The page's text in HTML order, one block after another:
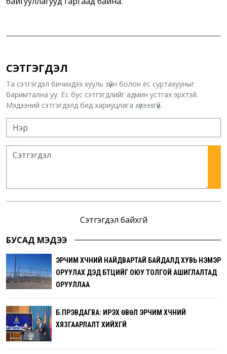
СЭТГЭГДЭЛ
Та сэтгэгдэл бичихдээ хууль зүйн болон ёс суртахууныг
баримтална уу. Ёс бус сэтгэгдлийг админ устгах эрхтэй.
Мэдээний сэтгэгдэлд бид хариуцлага хүлээхгүй.
Сэтгэгдэл байхгүй
БУСАД МЭДЭЭ
ЭРЧИМ ХҮЧНИЙ НАЙДВАРТАЙ БАЙДАЛД ХУВЬ НЭМЭР
ОРУУЛАХ ДЭД БҮТЦИЙГ ОЮУ ТОЛГОЙ АШИГЛАЛТАД
ОРУУЛЛАА
Б.ПҮРЭВДАГВА: ИРЭХ ӨВӨЛ ЭРЧИМ ХҮЧНИЙ
ХЯЗГААРЛАЛТ ХИЙХГҮЙ